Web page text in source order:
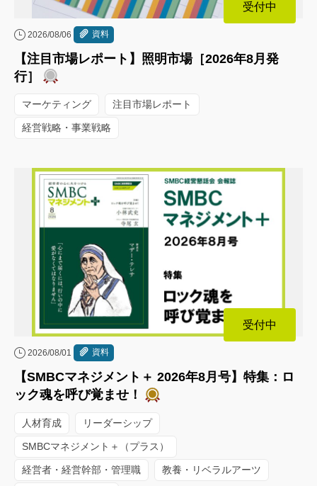
受付中
2026/08/06 資料
【注目市場レポート】照明市場［2026年8月発
行］
マーケティング 注目市場レポート
経営戦略・事業戦略
受付中
2026/08/01 資料
【SMBCマネジメント＋ 2026年8月号】特集：ロ
ック魂を呼び覚ませ！
人材育成 リーダーシップ
SMBCマネジメント＋（プラス）
経営者・経営幹部・管理職 教養・リベラルアーツ